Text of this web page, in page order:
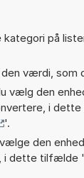
på
værdi, som
vælg den
i
'.
den
i dette tilfælde '